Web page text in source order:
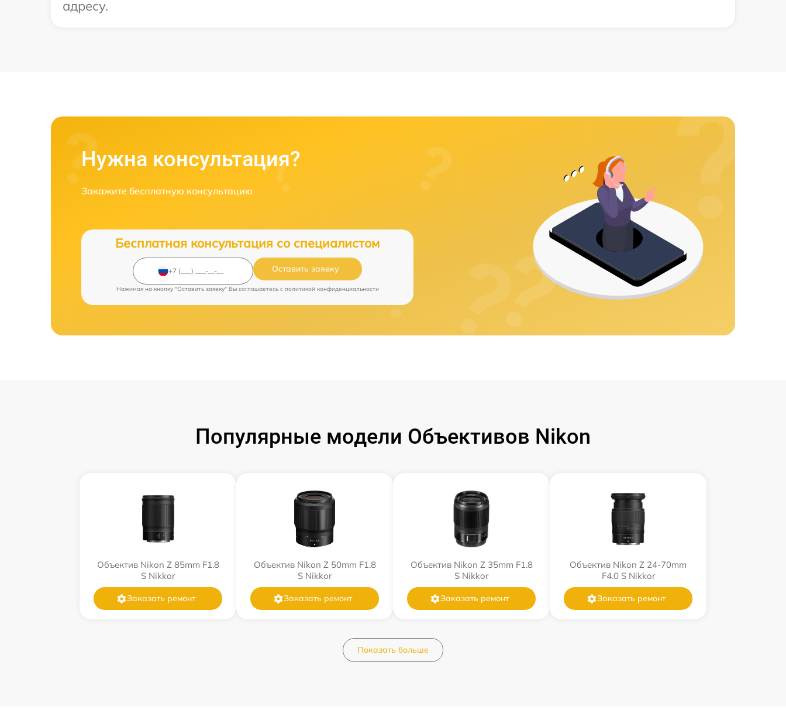
адресу.
Нужна консультация?
Закажите бесплатную консультацию
Бесплатная консультация со специалистом
Оставить заявку
Нажимая на кнопку "Оставить заявку" Вы соглашаетесь c политикой конфиденциальности
Популярные модели Объективов Nikon
Объектив Nikon Z 85mm F1.8
S Nikkor
Заказать ремонт
Объектив Nikon Z 50mm F1.8
S Nikkor
Заказать ремонт
Объектив Nikon Z 35mm F1.8
S Nikkor
Заказать ремонт
Объектив Nikon Z 24-70mm
F4.0 S Nikkor
Заказать ремонт
Показать больше